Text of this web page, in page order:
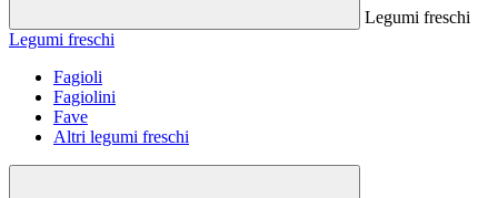
Legumi freschi
Legumi freschi
Fagioli
Fagiolini
Fave
Altri legumi freschi